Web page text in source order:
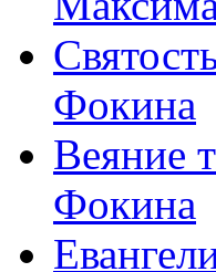
Фокина
Веяние
Фокина